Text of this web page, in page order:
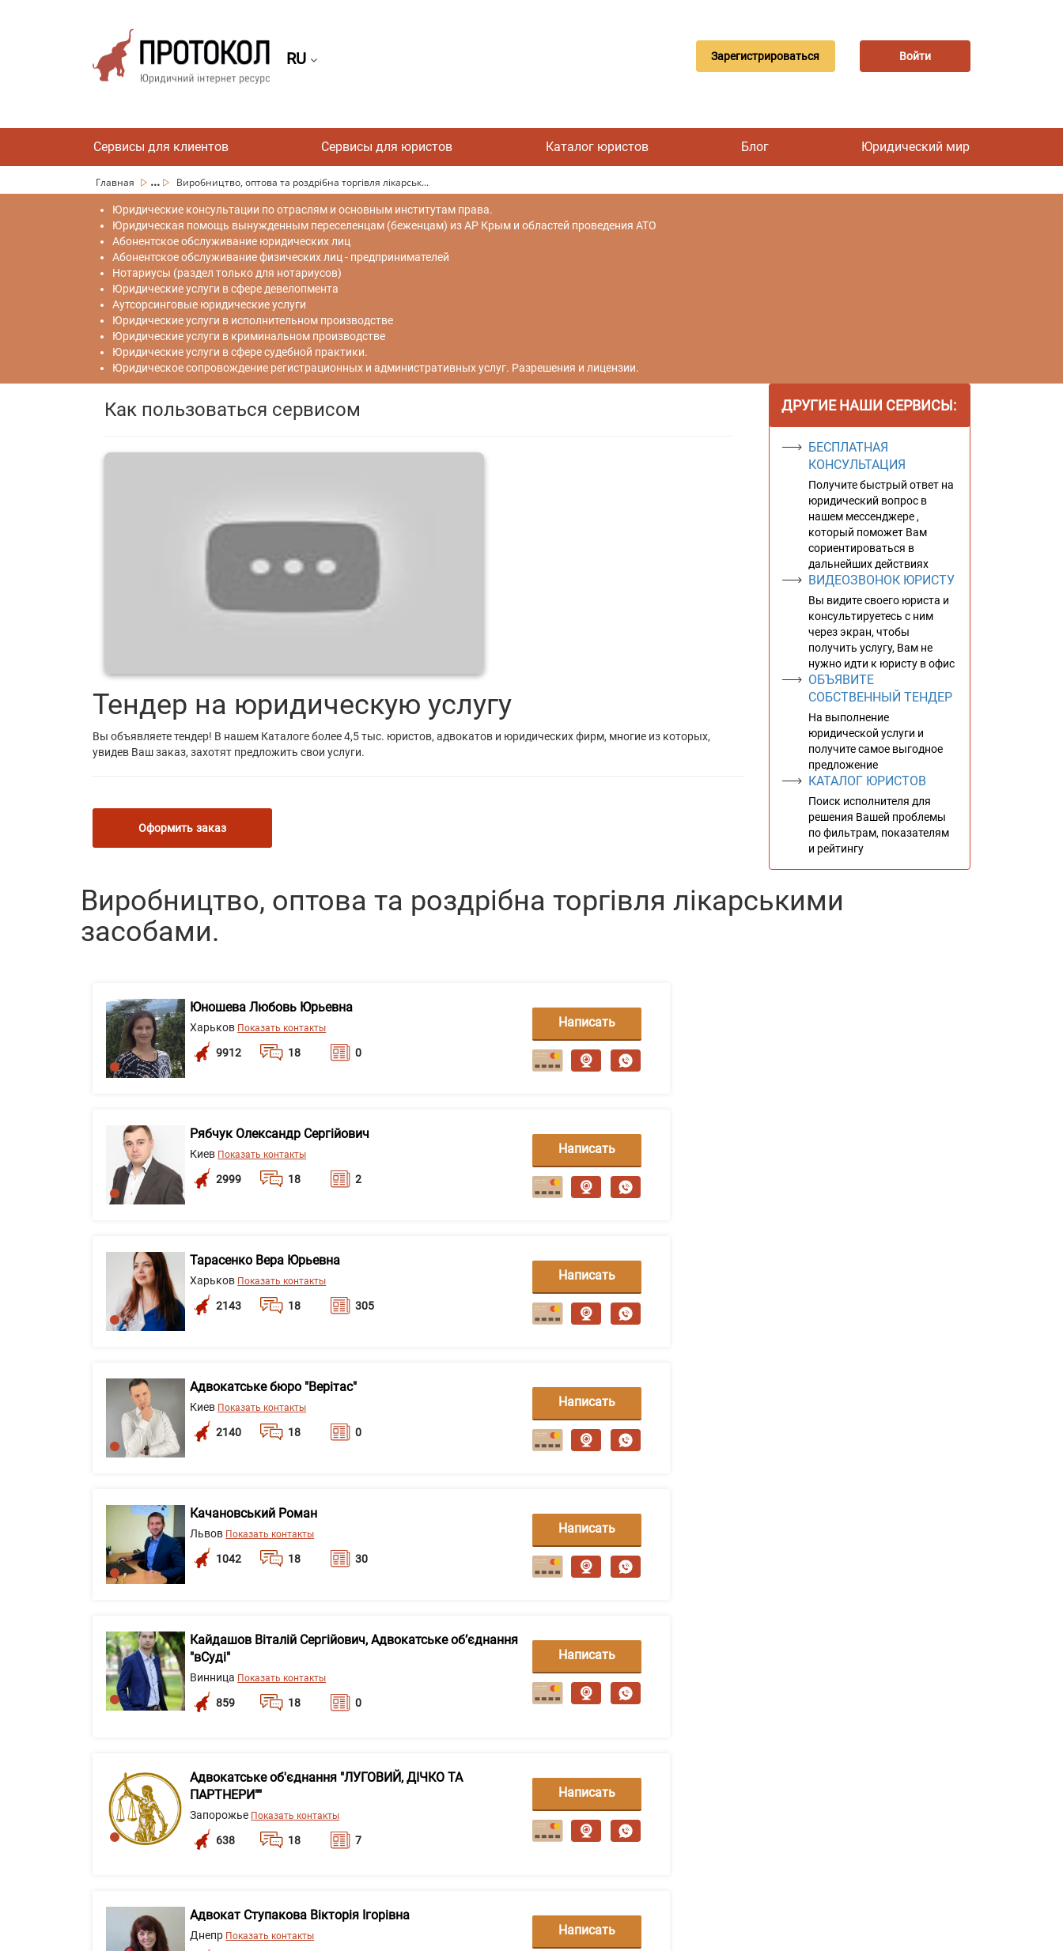
RU Зарегистрироваться Войти
Сервисы для клиентов Сервисы для юристов Каталог юристов Блог Юридический мир
Главная ... Виробництво, оптова та роздрібна торгівля лікарськ...
Юридические консультации по отраслям и основным институтам права.
Юридическая помощь вынужденным переселенцам (беженцам) из АР Крым и областей проведения АТО
Абонентское обслуживание юридических лиц
Абонентское обслуживание физических лиц - предпринимателей
Нотариусы (раздел только для нотариусов)
Юридические услуги в сфере девелопмента
Аутсорсинговые юридические услуги
Юридические услуги в исполнительном производстве
Юридические услуги в криминальном производстве
Юридические услуги в сфере судебной практики.
Юридическое сопровождение регистрационных и административных услуг. Разрешения и лицензии.
Как пользоваться сервисом
Тендер на юридическую услугу
Вы объявляете тендер! В нашем Каталоге более 4,5 тыс. юристов, адвокатов и юридических фирм, многие из которых,
увидев Ваш заказ, захотят предложить свои услуги.
Оформить заказ
ДРУГИЕ НАШИ СЕРВИСЫ:
БЕСПЛАТНАЯ
КОНСУЛЬТАЦИЯ
Получите быстрый ответ на
юридический вопрос в
нашем мессенджере ,
который поможет Вам
сориентироваться в
дальнейших действиях
ВИДЕОЗВОНОК ЮРИСТУ
Вы видите своего юриста и
консультируетесь с ним
через экран, чтобы
получить услугу, Вам не
нужно идти к юристу в офис
ОБЪЯВИТЕ
СОБСТВЕННЫЙ ТЕНДЕР
На выполнение
юридической услуги и
получите самое выгодное
предложение
КАТАЛОГ ЮРИСТОВ
Поиск исполнителя для
решения Вашей проблемы
по фильтрам, показателям
и рейтингу
Виробництво, оптова та роздрібна торгівля лікарськими
засобами.
Юношева Любовь Юрьевна
Харьков Показать контакты
9912 18 0
Написать
сообщение
Рябчук Олександр Сергійович
Киев Показать контакты
2999 18 2
Написать
сообщение
Тарасенко Вера Юрьевна
Харьков Показать контакты
2143 18 305
Написать
сообщение
Адвокатське бюро "Верітас"
Киев Показать контакты
2140 18 0
Написать
сообщение
Качановський Роман
Львов Показать контакты
1042 18 30
Написать
сообщение
Кайдашов Віталій Сергійович, Адвокатське об’єднання
"вСуді"
Винница Показать контакты
859 18 0
Написать
сообщение
Адвокатське об'єднання "ЛУГОВИЙ, ДІЧКО ТА
ПАРТНЕРИ""
Запорожье Показать контакты
638 18 7
Написать
сообщение
Адвокат Ступакова Вікторія Ігорівна
Днепр Показать контакты
Написать